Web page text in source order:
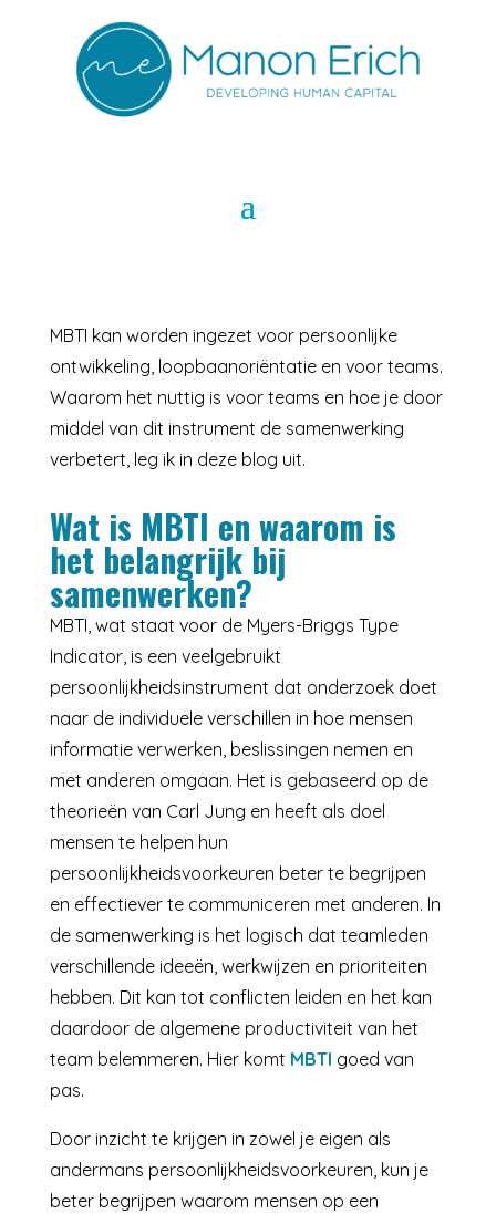
MBTI kan worden ingezet voor persoonlijke
ontwikkeling, loopbaanoriëntatie en voor teams.
Waarom het nuttig is voor teams en hoe je door
middel van dit instrument de samenwerking
verbetert, leg ik in deze blog uit.
Wat is MBTI en waarom is
het belangrijk bij
samenwerken?
MBTI, wat staat voor de Myers-Briggs Type
Indicator, is een veelgebruikt
persoonlijkheidsinstrument dat onderzoek doet
naar de individuele verschillen in hoe mensen
informatie verwerken, beslissingen nemen en
met anderen omgaan. Het is gebaseerd op de
theorieën van Carl Jung en heeft als doel
mensen te helpen hun
persoonlijkheidsvoorkeuren beter te begrijpen
en effectiever te communiceren met anderen. In
de samenwerking is het logisch dat teamleden
verschillende ideeën, werkwijzen en prioriteiten
hebben. Dit kan tot conflicten leiden en het kan
daardoor de algemene productiviteit van het
team belemmeren. Hier komt MBTI goed van
pas.
Door inzicht te krijgen in zowel je eigen als
andermans persoonlijkheidsvoorkeuren, kun je
beter begrijpen waarom mensen op een